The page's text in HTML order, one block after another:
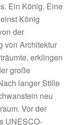
Ein König. Eine
König
der
von Architektur
erklingen
große
langer Stille
neu
Vor der
UNESCO-